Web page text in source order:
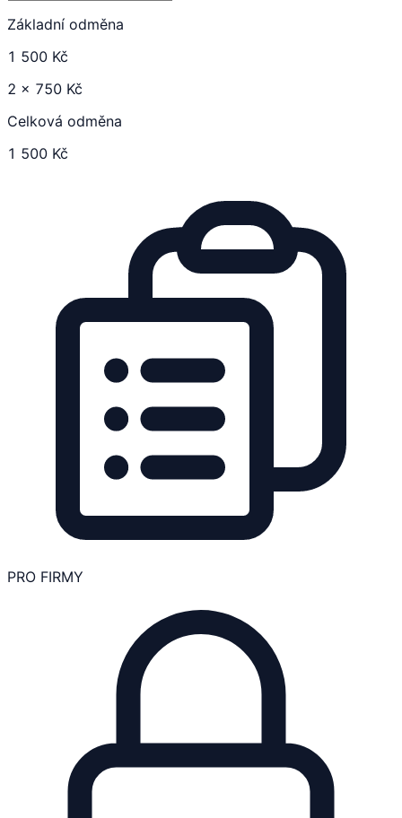
Základní odměna
1 500 Kč
2 × 750 Kč
Celková odměna
1 500 Kč
PRO FIRMY